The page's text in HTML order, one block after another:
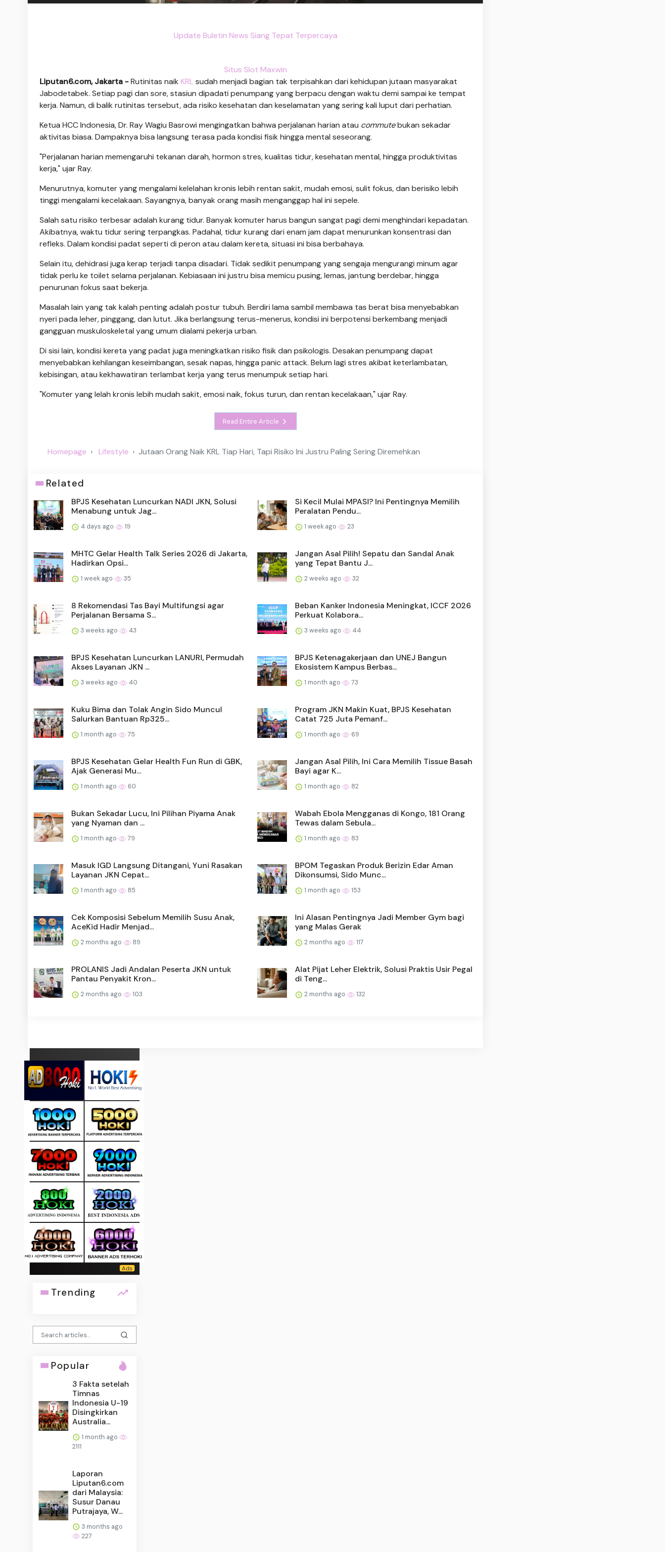
Update Buletin News Siang Tepat Terpercaya
Situs Slot Maxwin
Liputan6.com, Jakarta -Rutinitas naik KRLsudah menjadi bagian tak terpisahkan dari kehidupan jutaan masyarakat
Jabodetabek. Setiap pagi dan sore, stasiun dipadati penumpang yang berpacu dengan waktu demi sampai ke tempat
kerja. Namun, di balik rutinitas tersebut, ada risiko kesehatan dan keselamatan yang sering kali luput dari perhatian.
Ketua HCC Indonesia, Dr. Ray Wagiu Basrowi mengingatkan bahwa perjalanan harian atau commutebukan sekadar
aktivitas biasa. Dampaknya bisa langsung terasa pada kondisi fisik hingga mental seseorang.
"Perjalanan harian memengaruhi tekanan darah, hormon stres, kualitas tidur, kesehatan mental, hingga produktivitas
kerja," ujar Ray.
Menurutnya, komuter yang mengalami kelelahan kronis lebih rentan sakit, mudah emosi, sulit fokus, dan berisiko lebih
tinggi mengalami kecelakaan. Sayangnya, banyak orang masih menganggap hal ini sepele.
Salah satu risiko terbesar adalah kurang tidur. Banyak komuter harus bangun sangat pagi demi menghindari kepadatan.
Akibatnya, waktu tidur sering terpangkas. Padahal, tidur kurang dari enam jam dapat menurunkan konsentrasi dan
refleks. Dalam kondisi padat seperti di peron atau dalam kereta, situasi ini bisa berbahaya.
Selain itu, dehidrasi juga kerap terjadi tanpa disadari. Tidak sedikit penumpang yang sengaja mengurangi minum agar
tidak perlu ke toilet selama perjalanan. Kebiasaan ini justru bisa memicu pusing, lemas, jantung berdebar, hingga
penurunan fokus saat bekerja.
Masalah lain yang tak kalah penting adalah postur tubuh. Berdiri lama sambil membawa tas berat bisa menyebabkan
nyeri pada leher, pinggang, dan lutut. Jika berlangsung terus-menerus, kondisi ini berpotensi berkembang menjadi
gangguan muskuloskeletal yang umum dialami pekerja urban.
Di sisi lain, kondisi kereta yang padat juga meningkatkan risiko fisik dan psikologis. Desakan penumpang dapat
menyebabkan kehilangan keseimbangan, sesak napas, hingga panic attack. Belum lagi stres akibat keterlambatan,
kebisingan, atau kekhawatiran terlambat kerja yang terus menumpuk setiap hari.
"Komuter yang lelah kronis lebih mudah sakit, emosi naik, fokus turun, dan rentan kecelakaan," ujar Ray.
Read Entire Article
Homepage Lifestyle Jutaan Orang Naik KRL Tiap Hari, Tapi Risiko Ini Justru Paling Sering Diremehkan
Related
BPJS Kesehatan Luncurkan NADI JKN, Solusi
Menabung untuk Jag...
4 days ago 19
Si Kecil Mulai MPASI? Ini Pentingnya Memilih
Peralatan Pendu...
1 week ago 23
MHTC Gelar Health Talk Series 2026 di Jakarta,
Hadirkan Opsi...
1 week ago 35
Jangan Asal Pilih! Sepatu dan Sandal Anak
yang Tepat Bantu J...
2 weeks ago 32
8 Rekomendasi Tas Bayi Multifungsi agar
Perjalanan Bersama S...
3 weeks ago 43
Beban Kanker Indonesia Meningkat, ICCF 2026
Perkuat Kolabora...
3 weeks ago 44
BPJS Kesehatan Luncurkan LANURI, Permudah
Akses Layanan JKN ...
3 weeks ago 40
BPJS Ketenagakerjaan dan UNEJ Bangun
Ekosistem Kampus Berbas...
1 month ago 73
Kuku Bima dan Tolak Angin Sido Muncul
Salurkan Bantuan Rp325...
1 month ago 75
Program JKN Makin Kuat, BPJS Kesehatan
Catat 725 Juta Pemanf...
1 month ago 69
BPJS Kesehatan Gelar Health Fun Run di GBK,
Ajak Generasi Mu...
1 month ago 60
Jangan Asal Pilih, Ini Cara Memilih Tissue Basah
Bayi agar K...
1 month ago 82
Bukan Sekadar Lucu, Ini Pilihan Piyama Anak
yang Nyaman dan ...
1 month ago 79
Wabah Ebola Mengganas di Kongo, 181 Orang
Tewas dalam Sebula...
1 month ago 83
Masuk IGD Langsung Ditangani, Yuni Rasakan
Layanan JKN Cepat...
1 month ago 85
BPOM Tegaskan Produk Berizin Edar Aman
Dikonsumsi, Sido Munc...
1 month ago 153
Cek Komposisi Sebelum Memilih Susu Anak,
AceKid Hadir Menjad...
2 months ago 89
Ini Alasan Pentingnya Jadi Member Gym bagi
yang Malas Gerak
2 months ago 117
PROLANIS Jadi Andalan Peserta JKN untuk
Pantau Penyakit Kron...
2 months ago 103
Alat Pijat Leher Elektrik, Solusi Praktis Usir Pegal
di Teng...
2 months ago 132
Trending
Popular
3 Fakta setelah
Timnas
Indonesia U-19
Disingkirkan
Australia...
1 month ago
2111
Laporan
Liputan6.com
dari Malaysia:
Susur Danau
Putrajaya, W...
3 months ago
227